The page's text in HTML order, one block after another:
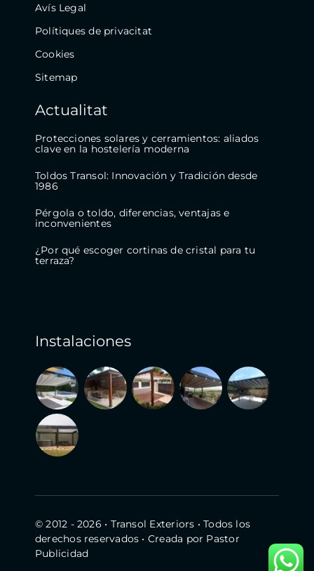
Avís Legal
Polítiques de privacitat
Cookies
Sitemap
Actualitat
Protecciones solares y cerramientos: aliados
clave en la hostelería moderna
Toldos Transol: Innovación y Tradición desde
1986
Pérgola o toldo, diferencias, ventajas e
inconvenientes
¿Por qué escoger cortinas de cristal para tu
terraza?
Instalaciones
© 2012 - 2026 • Transol Exteriors • Todos los
derechos reservados • Creada por Pastor
Publicidad